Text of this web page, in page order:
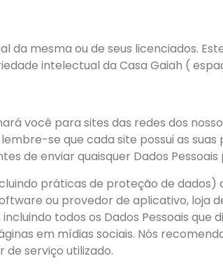
mesma ou de seus licenciados.
intelectual da Casa Gaiah (
você para sites das redes dos
se que cada site possui as
de enviar quaisquer Dados Pessoais
práticas de proteção de dados)
ou provedor de aplicativo, loja
todos os Dados Pessoais que
em mídias sociais. Nós
serviço utilizado.